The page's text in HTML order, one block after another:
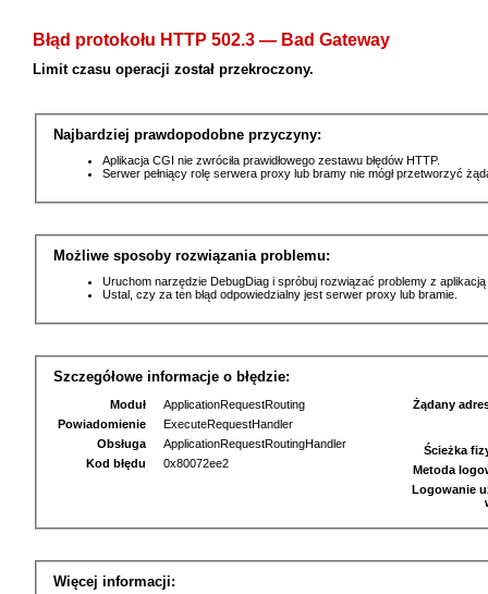
Błąd protokołu HTTP 502.3 — Bad Gateway
Limit czasu operacji został przekroczony.
Najbardziej prawdopodobne przyczyny:
Aplikacja CGI nie zwróciła prawidłowego zestawu błędów HTTP.
Serwer pełniący rolę serwera proxy lub bramy nie mógł przetworzyć
Możliwe sposoby rozwiązania problemu:
Uruchom narzędzie DebugDiag i spróbuj rozwiązać problemy z
Ustal, czy za ten błąd odpowiedzialny jest serwer proxy lub bramie.
Szczegółowe informacje o błędzie:
Moduł
ApplicationRequestRouting
Powiadomienie
ExecuteRequestHandler
Obsługa
ApplicationRequestRoutingHandler
Kod błędu
0x80072ee2
Żądany
Ścieżka
Metoda
Logowanie
Więcej informacji: